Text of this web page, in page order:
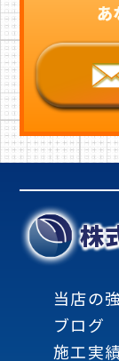
あ
株
当店の
ブログ
施工実